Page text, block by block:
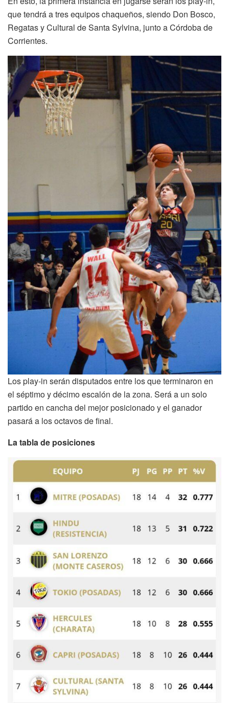
que tendrá a tres equipos chaqueños, siendo Don Bosco,
Regatas y Cultural de Santa Sylvina, junto a Córdoba de
Corrientes.
Los play-in serán disputados entre los que terminaron en
el séptimo y décimo escalón de la zona. Será a un solo
partido en cancha del mejor posicionado y el ganador
pasará a los octavos de final.
La tabla de posiciones